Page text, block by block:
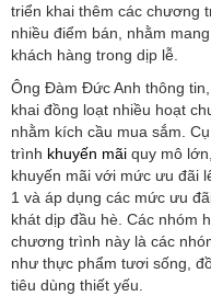
triển khai thêm các chương
nhiều điểm bán, nhằm
khách hàng trong dịp lễ.
Ông Đàm Đức Anh thông
khai đồng loạt nhiều hoạt
nhằm kích cầu mua sắm.
trình khuyến mãi quy mô
khuyến mãi với mức ưu đãi
1 và áp dụng các mức ưu
khát dịp đầu hè. Các nhóm
chương trình này là các
như thực phẩm tươi sống,
tiêu dùng thiết yếu.